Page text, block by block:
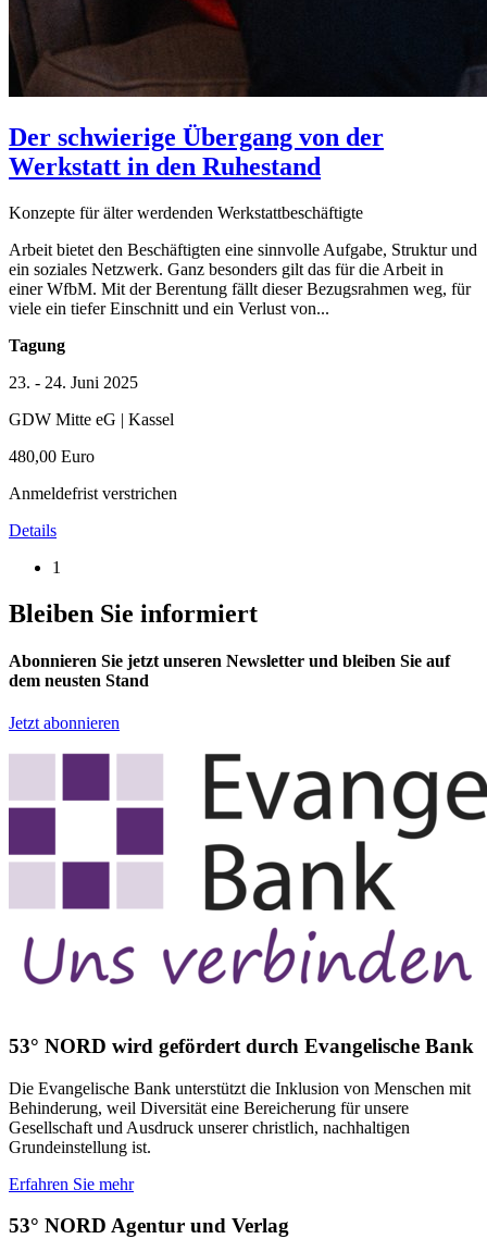
Der schwierige Übergang von der
Werkstatt in den Ruhestand
Konzepte für älter werdenden Werkstattbeschäftigte
Arbeit bietet den Beschäftigten eine sinnvolle Aufgabe, Struktur und
ein soziales Netzwerk. Ganz besonders gilt das für die Arbeit in
einer WfbM. Mit der Berentung fällt dieser Bezugsrahmen weg, für
viele ein tiefer Einschnitt und ein Verlust von...
Tagung
23. - 24. Juni 2025
GDW Mitte eG | Kassel
480,00 Euro
Anmeldefrist verstrichen
Details
1
Bleiben Sie informiert
Abonnieren Sie jetzt unseren Newsletter und bleiben Sie auf
dem neusten Stand
Jetzt abonnieren
53° NORD wird gefördert durch Evangelische Bank
Die Evangelische Bank unterstützt die Inklusion von Menschen mit
Behinderung, weil Diversität eine Bereicherung für unsere
Gesellschaft und Ausdruck unserer christlich, nachhaltigen
Grundeinstellung ist.
Erfahren Sie mehr
53° NORD Agentur und Verlag